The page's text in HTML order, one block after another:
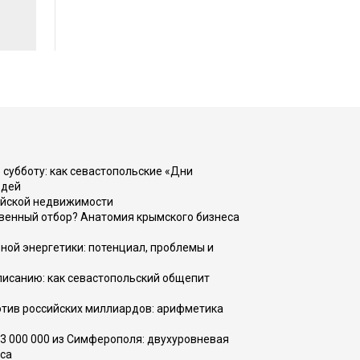
как севастопольские «Дни
недвижимости
отбор? Анатомия крымского бизнеса
энергетики: потенциал, проблемы и
как севастопольский общепит
российских миллиардов: арифметика
000 000 из Симферополя: двухуровневая